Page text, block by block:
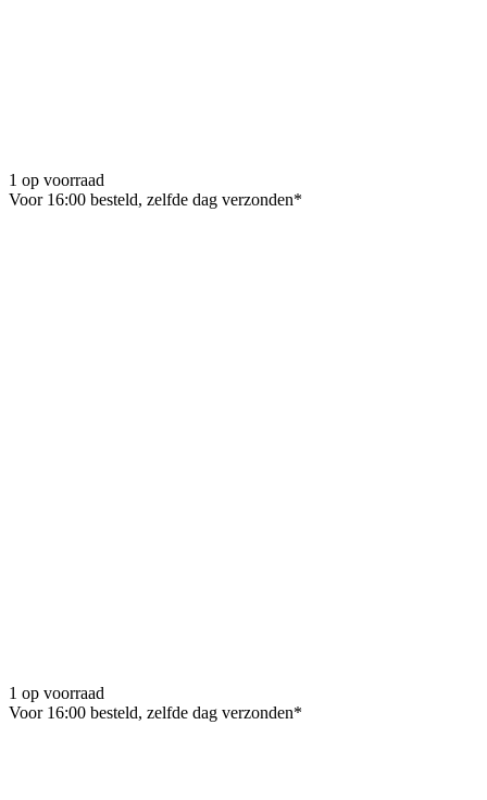
1 op voorraad
Voor 16:00 besteld, zelfde dag verzonden*
1 op voorraad
Voor 16:00 besteld, zelfde dag verzonden*